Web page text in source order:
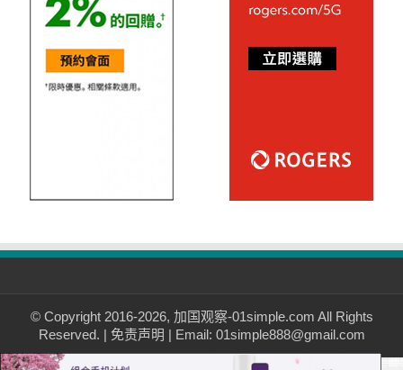
© Copyright 2016-2026, 加国观察-01simple.com All Rights
Reserved. | 免责声明 | Email: 01simple888@gmail.com